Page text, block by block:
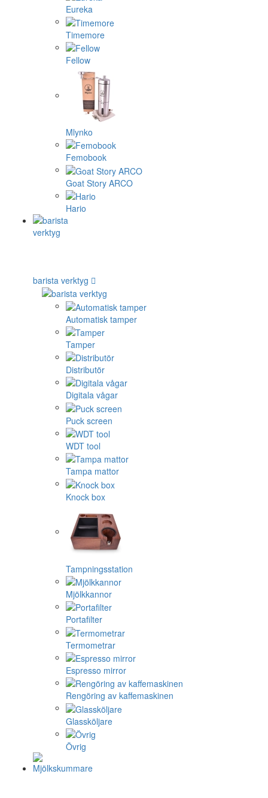
Eureka
Timemore
Fellow
Mlynko
Femobook
Goat Story ARCO
Hario
barista verktyg
Automatisk tamper
Tamper
Distributör
Digitala vågar
Puck screen
WDT tool
Tampa mattor
Knock box
Tampningsstation
Mjölkkannor
Portafilter
Termometrar
Espresso mirror
Rengöring av kaffemaskinen
Glassköljare
Övrig